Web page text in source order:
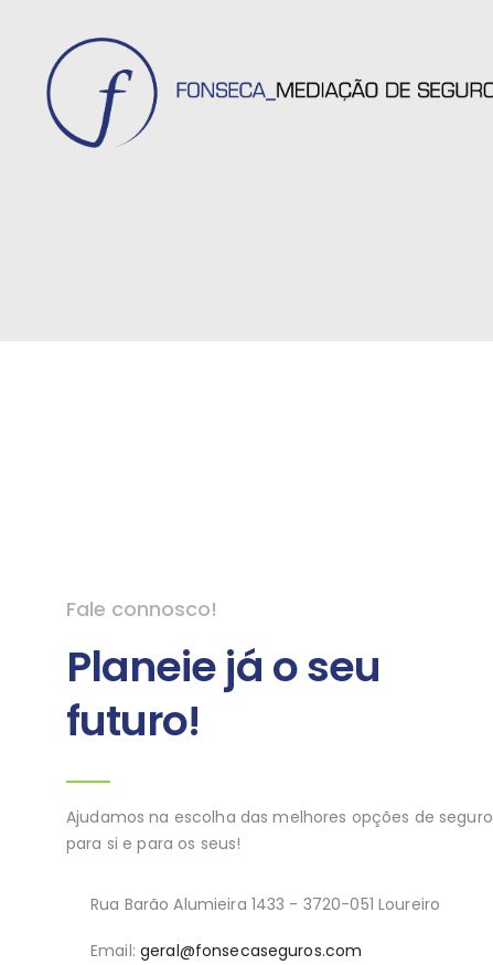
Fale connosco!
Planeie já o seu
futuro!
Ajudamos na escolha das melhores opções de seguro
para si e para os seus!
Rua Barão Alumieira 1433 - 3720-051 Loureiro
Email: geral@fonsecaseguros.com